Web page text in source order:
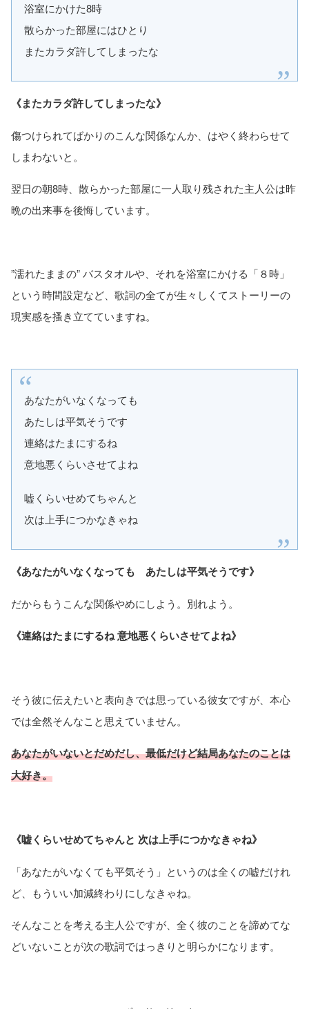
浴室にかけた8時
散らかった部屋にはひとり
またカラダ許してしまったな
《またカラダ許してしまったな》
傷つけられてばかりのこんな関係なんか、はやく終わらせて
しまわないと。
翌日の朝8時、散らかった部屋に一人取り残された主人公は昨
晩の出来事を後悔しています。
”濡れたままの” バスタオルや、それを浴室にかける「８時」
という時間設定など、歌詞の全てが生々しくてストーリーの
現実感を搔き立てていますね。
あなたがいなくなっても
あたしは平気そうです
連絡はたまにするね
意地悪くらいさせてよね
嘘くらいせめてちゃんと
次は上手につかなきゃね
《あなたがいなくなっても あたしは平気そうです》
だからもうこんな関係やめにしよう。別れよう。
《連絡はたまにするね 意地悪くらいさせてよね》
そう彼に伝えたいと表向きでは思っている彼女ですが、本心
では全然そんなこと思えていません。
あなたがいないとだめだし、最低だけど結局あなたのことは
大好き。
《嘘くらいせめてちゃんと 次は上手につかなきゃね》
「あなたがいなくても平気そう」というのは全くの嘘だけれ
ど、もういい加減終わりにしなきゃね。
そんなことを考える主人公ですが、全く彼のことを諦めてな
どいないことが次の歌詞ではっきりと明らかになります。